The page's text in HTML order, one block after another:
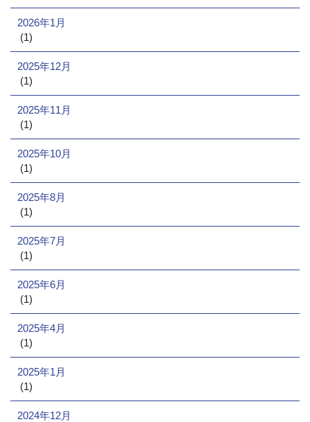
2026年1月
(1)
2025年12月
(1)
2025年11月
(1)
2025年10月
(1)
2025年8月
(1)
2025年7月
(1)
2025年6月
(1)
2025年4月
(1)
2025年1月
(1)
2024年12月